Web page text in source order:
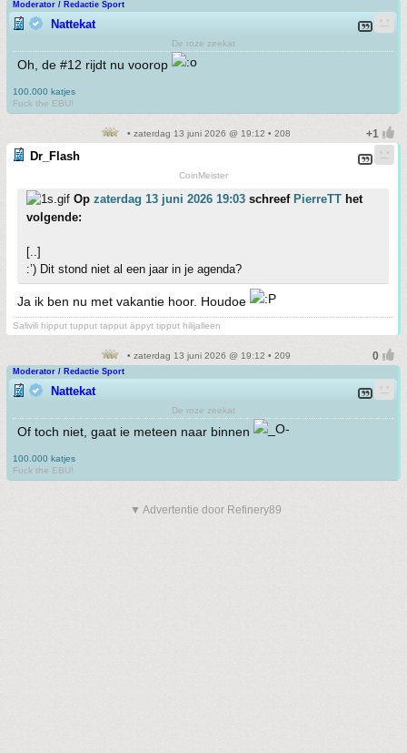
Moderator / Redactie Sport
Nattekat
De roze zeekat
Oh, de #12 rijdt nu voorop
100.000 katjes
Fuck the EBU!
• zaterdag 13 juni 2026 @ 19:12 • 208
Dr_Flash
CoinMeister
Op zaterdag 13 juni 2026 19:03 schreef PierreTT het
volgende:
[..]
:’) Dit stond niet al een jaar in je agenda?
Ja ik ben nu met vakantie hoor. Houdoe
Salivili hipput tupput tapput äppyt tipput hilijalleen
• zaterdag 13 juni 2026 @ 19:12 • 209
Moderator / Redactie Sport
Nattekat
De roze zeekat
Of toch niet, gaat ie meteen naar binnen
100.000 katjes
Fuck the EBU!
▼ Advertentie door Refinery89